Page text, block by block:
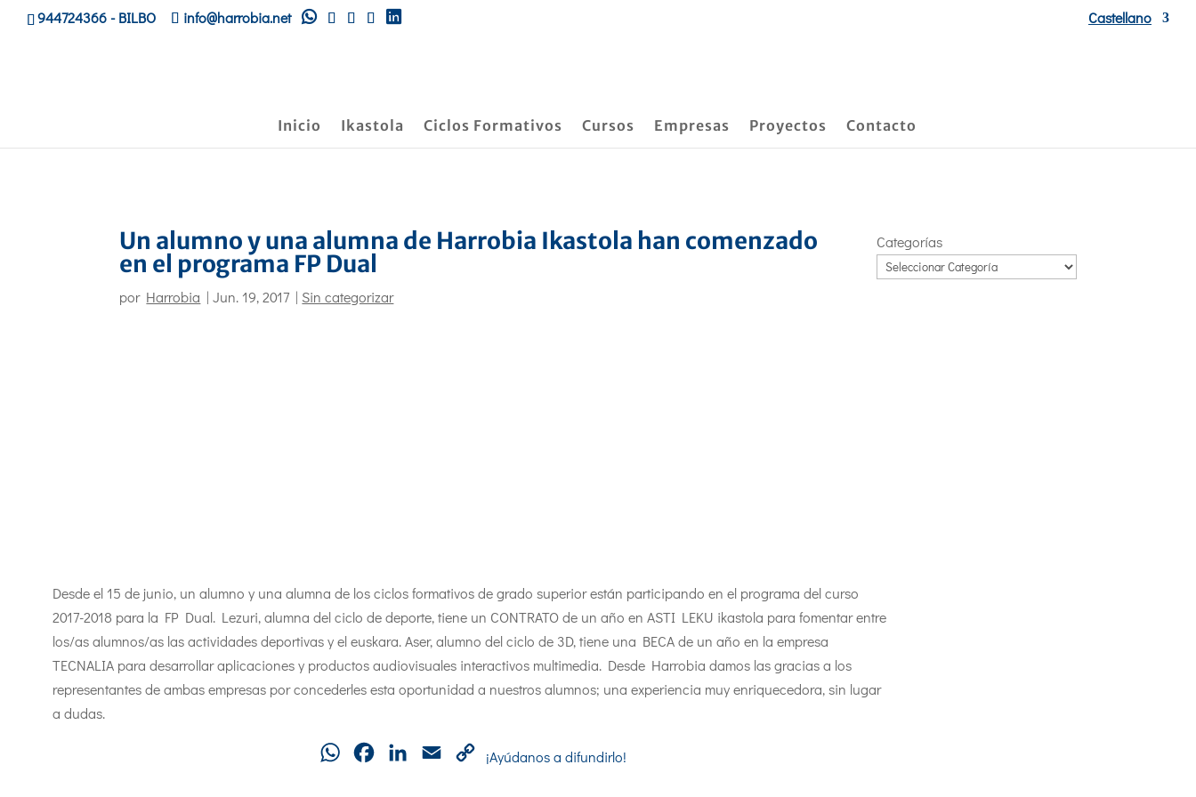
944724366- BILBO info@harrobia.net Castellano
Inicio Ikastola Ciclos Formativos Cursos Empresas Proyectos Contacto
Un alumno y una alumna de Harrobia Ikastola han comenzado
en el programa FP Dual
por Harrobia |Jun. 19, 2017 | Sin categorizar
Desde el 15 de junio, un alumno y una alumna de los ciclos formativos de grado superior están participando en el programa del curso
2017-2018 para la FP Dual. Lezuri, alumna del ciclo de deporte, tiene un CONTRATO de un año en ASTI LEKU ikastola para fomentar entre
los/as alumnos/as las actividades deportivas y el euskara. Aser, alumno del ciclo de 3D, tiene una BECA de un año en la empresa
TECNALIA para desarrollar aplicaciones y productos audiovisuales interactivos multimedia. Desde Harrobia damos las gracias a los
representantes de ambas empresas por concederles esta oportunidad a nuestros alumnos; una experiencia muy enriquecedora, sin lugar
a dudas.
WhatsAppFacebookLinkedInEmail
Copy
¡Ayúdanos a difundirlo!
Categorías